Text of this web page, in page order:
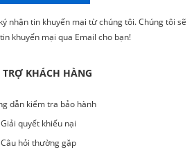
nhận tin khuyến mại từ chúng tôi. Chúng tôi sẽ
khuyến mại qua Email cho bạn!
TRỢ KHÁCH HÀNG
dẫn kiểm tra bảo hành
Giải quyết khiếu nại
Câu hỏi thường gặp